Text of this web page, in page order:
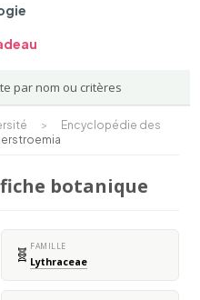
par nom ou critères
>
Encyclopédie des
botanique
🧬 FAMILLE
Lythraceae